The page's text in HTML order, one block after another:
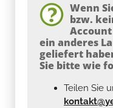
Wenn
bzw.
ein anderes
geliefert
Sie bitte wie
Teilen Sie